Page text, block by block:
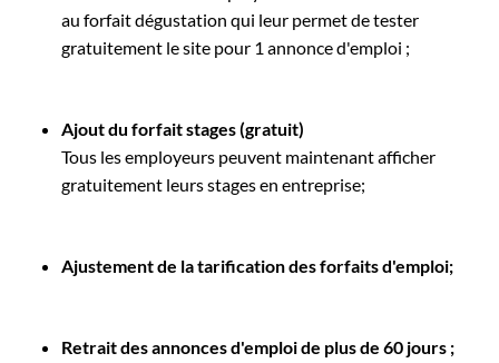
au forfait dégustation qui leur permet de tester
gratuitement le site pour 1 annonce d'emploi ;
Ajout du forfait stages (gratuit)
Tous les employeurs peuvent maintenant afficher
gratuitement leurs stages en entreprise;
Ajustement de la tarification des forfaits d'emploi;
Retrait des annonces d'emploi de plus de 60 jours ;